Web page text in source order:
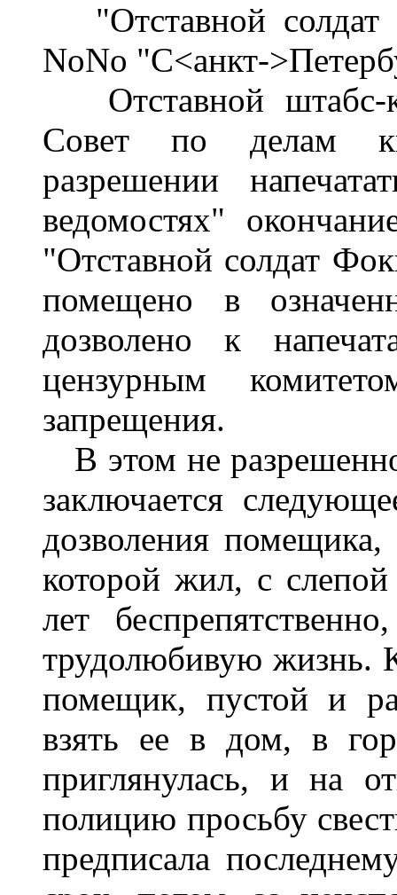
"Отставной солдат
NoNo "С<анкт-
Отставной штабс-
Совет по делам
разрешении
ведомостях"
"Отставной солдат
помещено в
дозволено к
цензурным
запрещения.
В этом не
заключается
дозволения
которой жил, с
лет
трудолюбивую жизнь.
помещик, пустой и
взять ее в дом, в
приглянулась, и на
полицию просьбу
предписала